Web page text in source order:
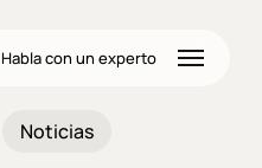
Habla con un experto Menu
Noticias